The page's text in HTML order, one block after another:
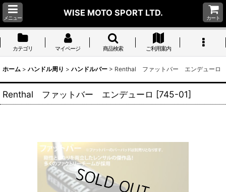
メニュー
WISE MOTO SPORT LTD.
カート
カテゴリ マイページ 商品検索 ご利用案内
ホーム > ハンドル周り > ハンドルバー > Renthal ファットバー エンデューロ
Renthal ファットバー エンデューロ [745-01]